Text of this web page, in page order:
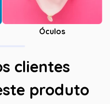
Óculos
clientes
produto